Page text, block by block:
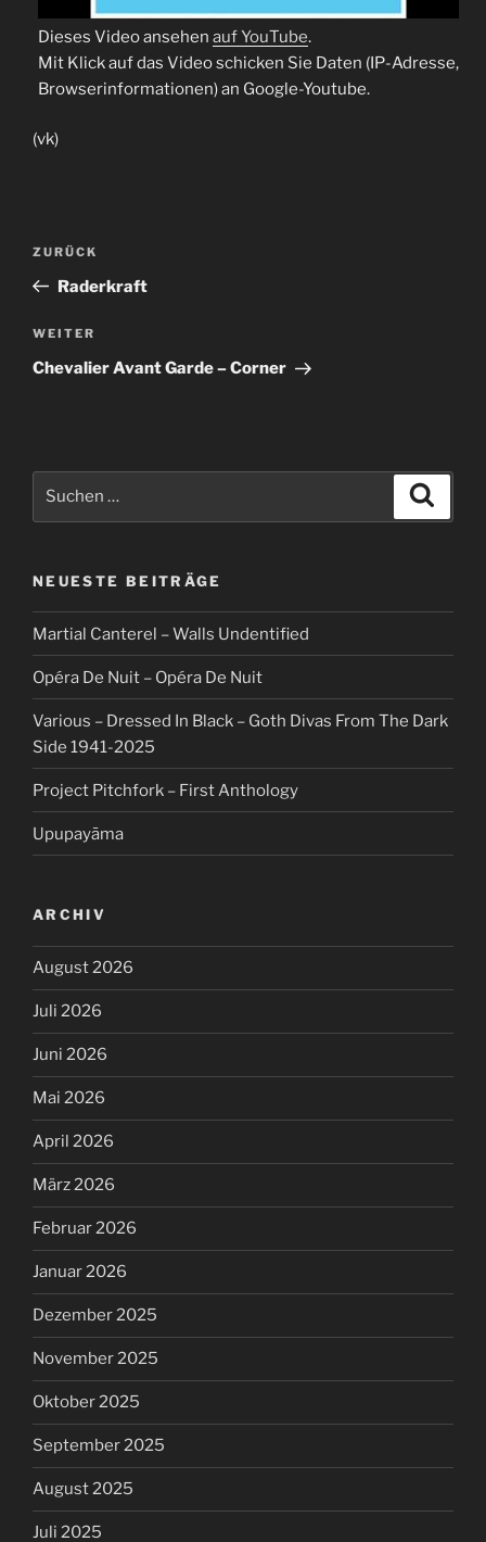
Dieses Video ansehen auf YouTube.
Mit Klick auf das Video schicken Sie Daten (IP-Adresse,
Browserinformationen) an Google-Youtube.
(vk)
Beitragsnavigation
Vorheriger
Beitrag
ZURÜCK
Raderkraft
Nächster
Beitrag
WEITER
Chevalier Avant Garde – Corner
NEUESTE BEITRÄGE
Martial Canterel – Walls Undentified
Opéra De Nuit – Opéra De Nuit
Various – Dressed In Black – Goth Divas From The Dark
Side 1941-2025
Project Pitchfork – First Anthology
Upupayāma
ARCHIV
August 2026
Juli 2026
Juni 2026
Mai 2026
April 2026
März 2026
Februar 2026
Januar 2026
Dezember 2025
November 2025
Oktober 2025
September 2025
August 2025
Juli 2025